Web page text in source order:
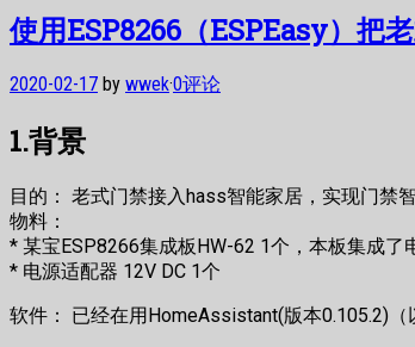
使用ESP8266（ESPEasy）把
2020-02-17 by wwek·0评论
1.背景
目的： 老式门禁接入hass智能家居，实现门禁
物料：
* 某宝ESP8266集成板HW-62 1个，本板集成了
* 电源适配器 12V DC 1个
软件： 已经在用HomeAssistant(版本0.105.2)（